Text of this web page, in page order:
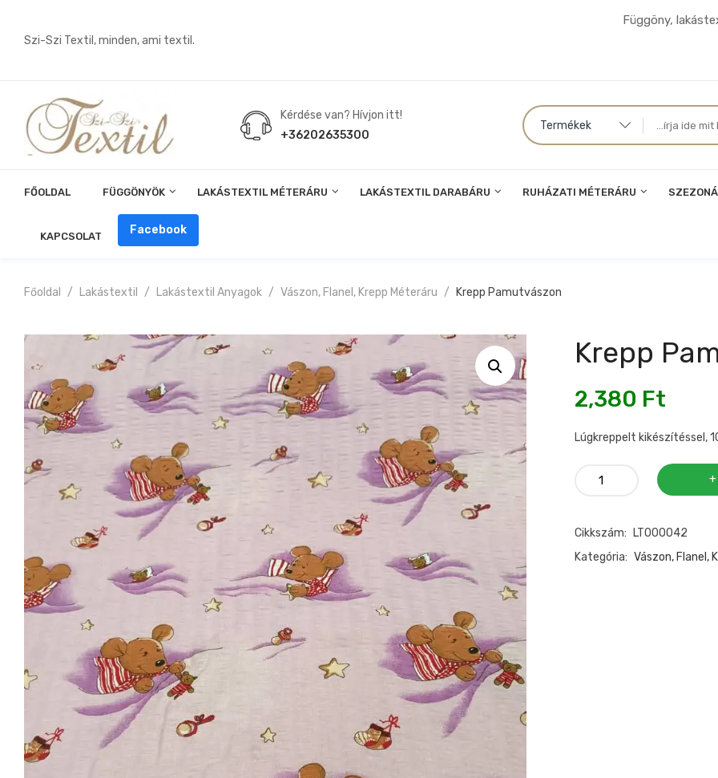
Szi-Szi Textil, minden, ami textil.
Függöny,
Kérdése van? Hívjon itt!
+36202635300
Termékek
FŐOLDAL FÜGGÖNYÖK LAKÁSTEXTIL MÉTERÁRU LAKÁSTEXTIL DARABÁRU RUHÁZATI MÉTERÁRU
KAPCSOLAT Facebook
Főoldal Lakástextil Lakástextil Anyagok Vászon, Flanel, Krepp Méteráru Krepp Pamutvászon
Krepp
2,380 Ft
Lúgkreppelt kikészítéssel,
Krepp
Cikkszám:
LT000042
Kategória: Vászon, Flanel,